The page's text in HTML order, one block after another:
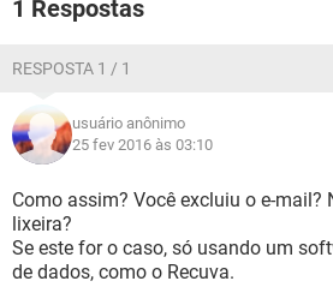
1 Respostas
RESPOSTA 1 / 1
usuário anônimo
25 fev 2016 às 03:10
Como assim? Você excluiu o e-mail?
lixeira?
Se este for o caso, só usando um
de dados, como o Recuva.